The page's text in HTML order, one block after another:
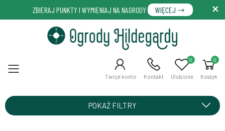
ZBIERAJ PUNKTY I WYMIENIAJ NA NAGRODY WIĘCEJ
Menu Twoje konto Kontakt Ulubione
0 0
Koszyk
POKAŻ FILTRY